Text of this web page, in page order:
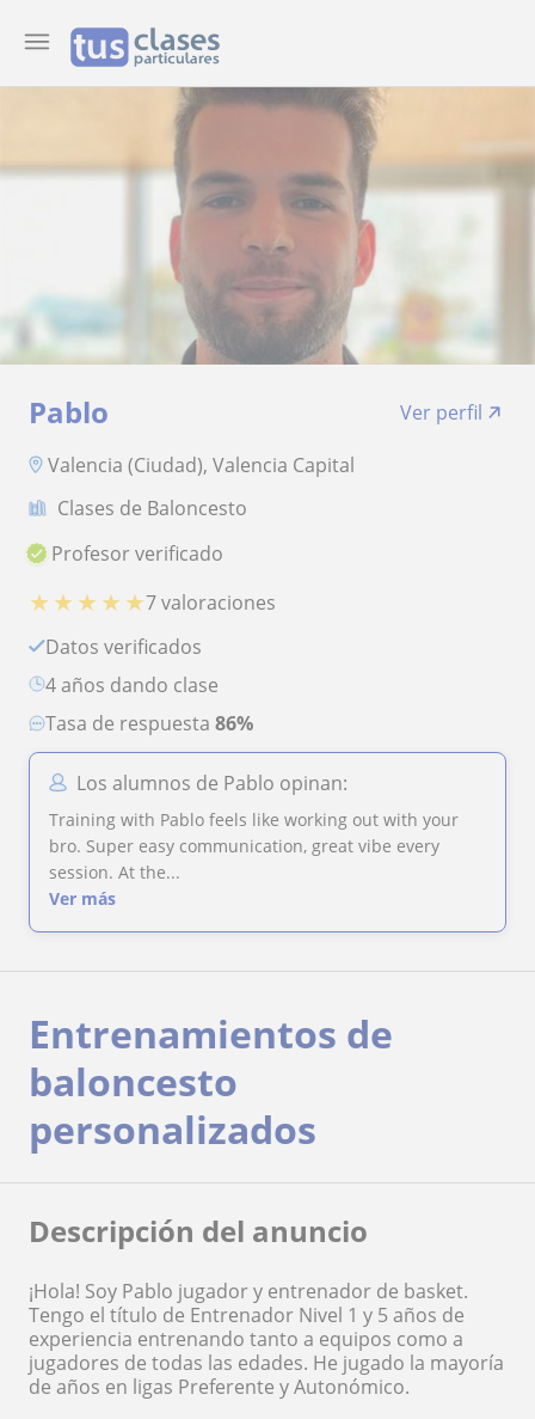
Pablo
Ver perfil
Valencia (Ciudad), Valencia Capital
Clases de Baloncesto
Profesor verificado
★ ★ ★ ★ ★7 valoraciones
Datos verificados
4 años dando clase
Tasa de respuesta 86%
Los alumnos de Pablo opinan:
Training with Pablo feels like working out with your
bro. Super easy communication, great vibe every
session. At the...
Ver más
Entrenamientos de
baloncesto
personalizados
Descripción del anuncio
¡Hola! Soy Pablo jugador y entrenador de basket.
Tengo el título de Entrenador Nivel 1 y 5 años de
experiencia entrenando tanto a equipos como a
jugadores de todas las edades. He jugado la mayoría
de años en ligas Preferente y Autonómico.